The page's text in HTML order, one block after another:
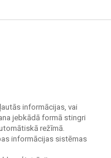
informācijas, vai
jebkādā formā stingri
režīmā.
informācijas sistēmas